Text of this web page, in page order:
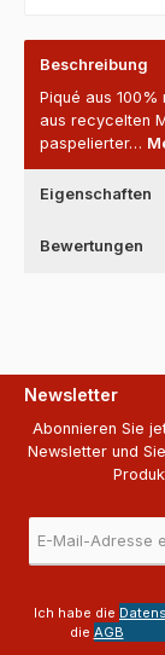
Beschreibung
Piqué aus
aus recycelten
paspelierter…
Eigenschaften
Bewertungen
Newsletter
Abonnieren Sie
Newsletter und
Ich habe die
die AGB